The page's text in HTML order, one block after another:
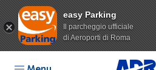
easy Parking
Il parcheggio ufficiale
di Aeroporti di Roma